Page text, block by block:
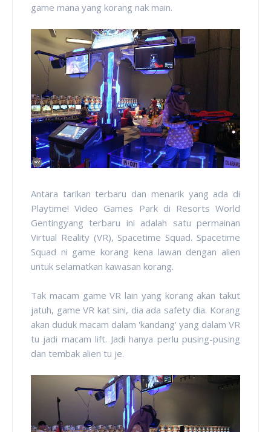
game mana yang korang nak main.
Antara tarikan terbaru dan menarik yang ada di
Playtime! Video Games Park di Resorts World
Gentingyang terbaru ini adalah satu permainan
Virtual Reality (VR), Spacetime Squad. Spacetime
Squad ni game korang kena lawan dengan alien
untuk selamatkan kawasan korang.
Tak macam game VR lain yang korang akan takut
jatuh, game VR kat sini, dia ada safety dia. Korang
akan duduk macam dalam 'kandang' yang dalam VR
tu jadi macam lift. Jadi hanya perlu pusing-pusing
dan tembak alien tu je.